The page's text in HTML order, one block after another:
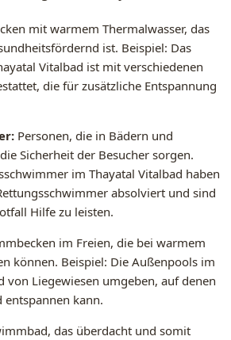
mit warmem Thermalwasser, das
ist. Beispiel: Das
Vitalbad ist mit verschiedenen
die für zusätzliche Entspannung
Personen, die in Bädern und
Sicherheit der Besucher sorgen.
im Thayatal Vitalbad haben
absolviert und sind
Hilfe zu leisten.
im Freien, die bei warmem
können. Beispiel: Die Außenpools im
von Liegewiesen umgeben, auf denen
entspannen kann.
das überdacht und somit